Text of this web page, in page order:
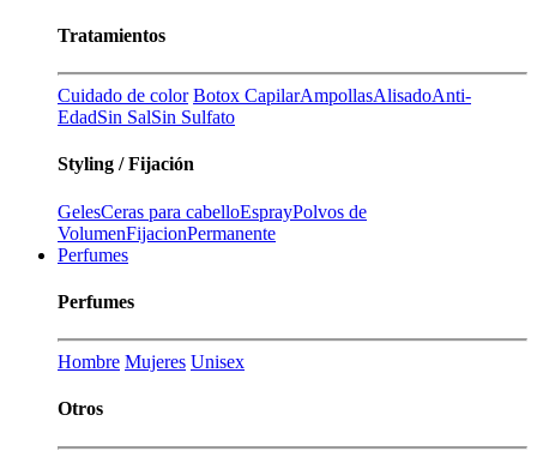
Tratamientos
Cuidado de color Botox CapilarAmpollasAlisadoAnti-
EdadSin SalSin Sulfato
Styling / Fijación
GelesCeras para cabelloEsprayPolvos de
VolumenFijacionPermanente
Perfumes
Perfumes
Hombre Mujeres Unisex
Otros